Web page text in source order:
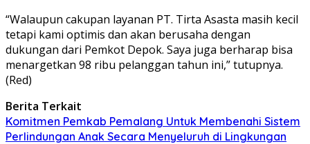
“Walaupun cakupan layanan PT. Tirta Asasta masih kecil
tetapi kami optimis dan akan berusaha dengan
dukungan dari Pemkot Depok. Saya juga berharap bisa
menargetkan 98 ribu pelanggan tahun ini,” tutupnya.
(Red)
Berita Terkait
Komitmen Pemkab Pemalang Untuk Membenahi Sistem
Perlindungan Anak Secara Menyeluruh di Lingkungan